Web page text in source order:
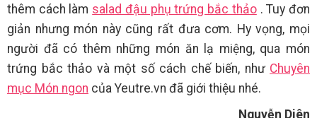
thêm cách làm salad đậu phụ trứng bắc thảo. Tuy đơn
giản nhưng món này cũng rất đưa cơm. Hy vọng, mọi
người đã có thêm những món ăn lạ miệng, qua món
trứng bắc thảo và một số cách chế biến, như Chuyên
mục Món ngon của Yeutre.vn đã giới thiệu nhé.
Nguyễn Diên